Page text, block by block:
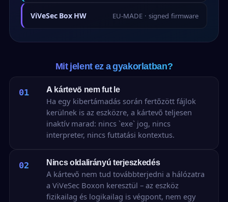
ViVeSec Box HW EU-MADE · signed firmware
Mit jelent ez a gyakorlatban?
01 A kártevő nem fut le
Ha egy kibertámadás során fertőzött fájlok
kerülnek is az eszközre, a kártevő teljesen
inaktív marad: nincs `exe` jog, nincs
interpreter, nincs futtatási kontextus.
02 Nincs oldalirányú terjeszkedés
A kártevő nem tud továbbterjedni a hálózatra
a ViVeSec Boxon keresztül – az eszköz
fizikailag és logikailag is végpont, nem egy